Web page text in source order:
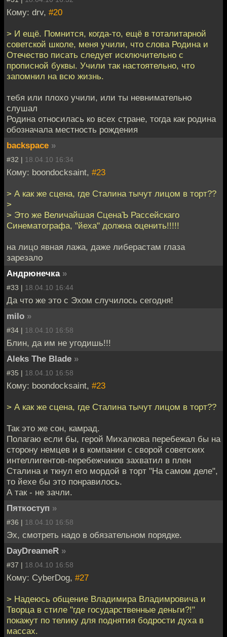
Кому: drv, #20
> И ещё. Помнится, когда-то, ещё в тоталитарной
советской школе, меня учили, что слова Родина и
Отечество писать следует исключительно с
прописной буквы. Учили так настоятельно, что
запомнил на всю жизнь.
тебя или плохо учили, или ты невнимательно
слушал
Родина относилась ко всех стране, тогда как родина
обозначала местность рождения
backspace »
#32 | 18.04.10 16:34
Кому: boondocksaint, #23
> А как же сцена, где Сталина тычут лицом в торт??
>
> Это же Величайшая СценаЪ Рассейскаго
Синематографа, "йеха" должна оценить!!!!!
на лицо явная лажа, даже либерастам глаза
зарезало
Андрюнечка »
#33 | 18.04.10 16:44
Да что же это с Эхом случилось сегодня!
milo »
#34 | 18.04.10 16:58
Блин, да им не угодишь!!!
Aleks The Blade »
#35 | 18.04.10 16:58
Кому: boondocksaint, #23
> А как же сцена, где Сталина тычут лицом в торт??
Так это же сон, камрад.
Полагаю если бы, герой Михалкова перебежал бы на
сторону немцев и в компании с сворой советских
интеллигентов-перебежчиков захватил в плен
Сталина и ткнул его мордой в торт "На самом деле",
то йехе бы это понравилось.
А так - не зачли.
Пяткоступ »
#36 | 18.04.10 16:58
Эх, смотреть надо в обязательном порядке.
DayDreameR »
#37 | 18.04.10 16:58
Кому: CyberDog, #27
> Надеюсь общение Владимира Владимровича и
Творца в стиле "где государственные деньги?!"
покажут по телику для поднятия бодрости духа в
массах.